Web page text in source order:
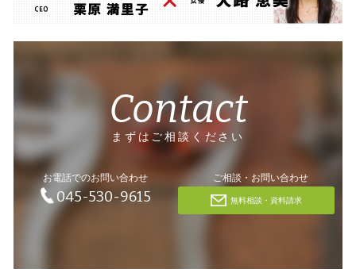
Contact
まずはご相談ください
お電話でのお問い合わせ
045-530-9615
ご相談・お問い合わせ
無料相談・資料請求